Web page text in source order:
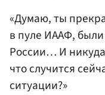
«Думаю, ты
в пуле ИААФ,
России… И
что случится
ситуации?»